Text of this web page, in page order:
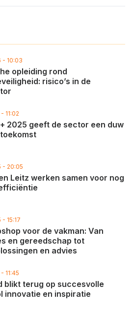
- 10:03
opleiding rond
risico’s in de
11:02
2025 geeft de sector een duw
- 20:05
Leitz werken samen voor nog
15:17
voor de vakman: Van
en gereedschap tot
en advies
11:45
blikt terug op succesvolle
innovatie en inspiratie